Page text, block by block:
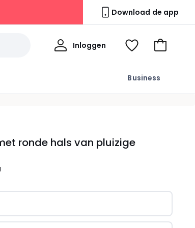
Download de app
Business
Inloggen
Mijn
Kijk
Naar
ronde hals van pluizige